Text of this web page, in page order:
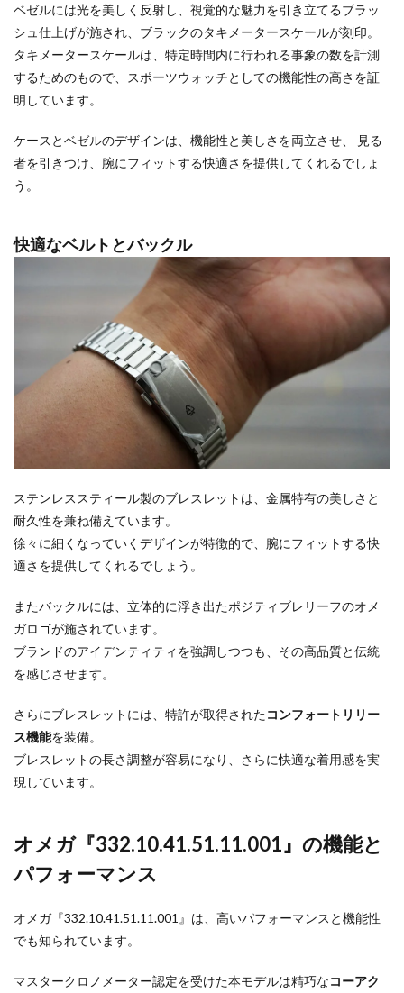
ベゼルには光を美しく反射し、視覚的な魅力を引き立てるブラッ
シュ仕上げが施され、ブラックのタキメータースケールが刻印。
タキメータースケールは、特定時間内に行われる事象の数を計測
するためのもので、スポーツウォッチとしての機能性の高さを証
明しています。
ケースとベゼルのデザインは、機能性と美しさを両立させ、 見る
者を引きつけ、腕にフィットする快適さを提供してくれるでしょ
う。
快適なベルトとバックル
ステンレススティール製のブレスレットは、金属特有の美しさと
耐久性を兼ね備えています。
徐々に細くなっていくデザインが特徴的で、腕にフィットする快
適さを提供してくれるでしょう。
またバックルには、立体的に浮き出たポジティブレリーフのオメ
ガロゴが施されています。
ブランドのアイデンティティを強調しつつも、その高品質と伝統
を感じさせます。
さらにブレスレットには、特許が取得されたコンフォートリリー
ス機能を装備。
ブレスレットの長さ調整が容易になり、さらに快適な着用感を実
現しています。
オメガ『332.10.41.51.11.001』の機能と
パフォーマンス
オメガ『332.10.41.51.11.001』は、高いパフォーマンスと機能性
でも知られています。
マスタークロノメーター認定を受けた本モデルは精巧なコーアク